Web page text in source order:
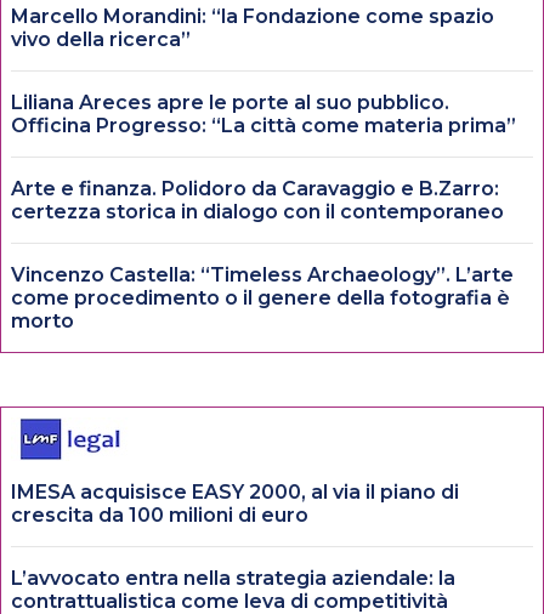
Marcello Morandini: “la Fondazione come spazio
vivo della ricerca”
Liliana Areces apre le porte al suo pubblico.
Officina Progresso: “La città come materia prima”
Arte e finanza. Polidoro da Caravaggio e B.Zarro:
certezza storica in dialogo con il contemporaneo
Vincenzo Castella: “Timeless Archaeology”. L’arte
come procedimento o il genere della fotografia è
morto
IMESA acquisisce EASY 2000, al via il piano di
crescita da 100 milioni di euro
L’avvocato entra nella strategia aziendale: la
contrattualistica come leva di competitività